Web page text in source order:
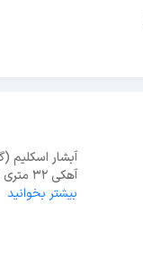
راهنمای انتخاب
آبشار اسکلیم
آهکی ۳۲ متری در لفور
بیشتر بخوانید